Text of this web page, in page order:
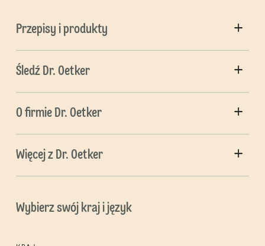
Przepisy i produkty
Śledź Dr. Oetker
O firmie Dr. Oetker
Więcej z Dr. Oetker
Wybierz swój kraj i język